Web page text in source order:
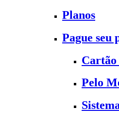
Planos
Pague seu
Cartão
Pelo